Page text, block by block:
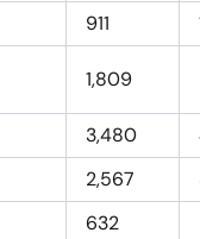
911
1,809
3,480
2,567
632